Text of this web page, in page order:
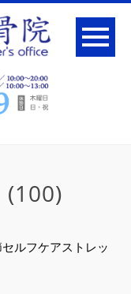
(100)
ルフケアストレッ